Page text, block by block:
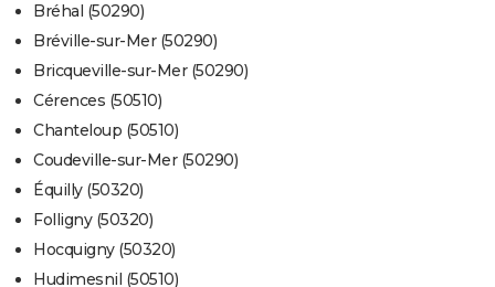
Bréhal (50290)
Bréville-sur-Mer (50290)
Bricqueville-sur-Mer (50290)
Cérences (50510)
Chanteloup (50510)
Coudeville-sur-Mer (50290)
Équilly (50320)
Folligny (50320)
Hocquigny (50320)
Hudimesnil (50510)